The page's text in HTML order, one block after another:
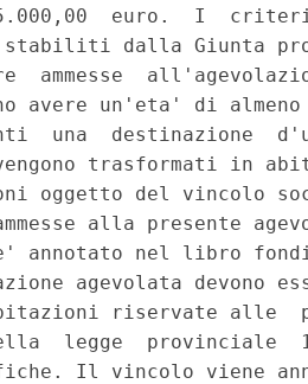
euro.  I
stabiliti dalla Giunta
ammesse
avere un'eta' di
una  destinazione
trasformati in
oggetto del vincolo
alla presente
annotato nel libro
agevolata devono
riservate alle
legge  provinciale
Il vincolo viene